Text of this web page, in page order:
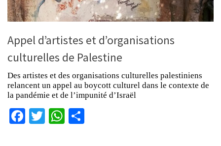
Appel d’artistes et d’organisations
culturelles de Palestine
Des artistes et des organisations culturelles palestiniens
relancent un appel au boycott culturel dans le contexte de
la pandémie et de l’impunité d’Israël
Facebook
TwitterWhatsApp